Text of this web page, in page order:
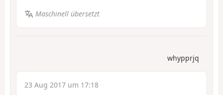
Maschinell übersetzt
whypprjq
23 Aug 2017 um 17:18